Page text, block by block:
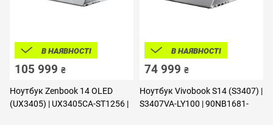
В НАЯВНОСТІ
105 999 ₴
Ноутбук Zenbook 14 OLED
(UX3405) | UX3405CA-ST1256 |
В НАЯВНОСТІ
74 999 ₴
Ноутбук Vivobook S14 (S3407) |
S3407VA-LY100 | 90NB1681-